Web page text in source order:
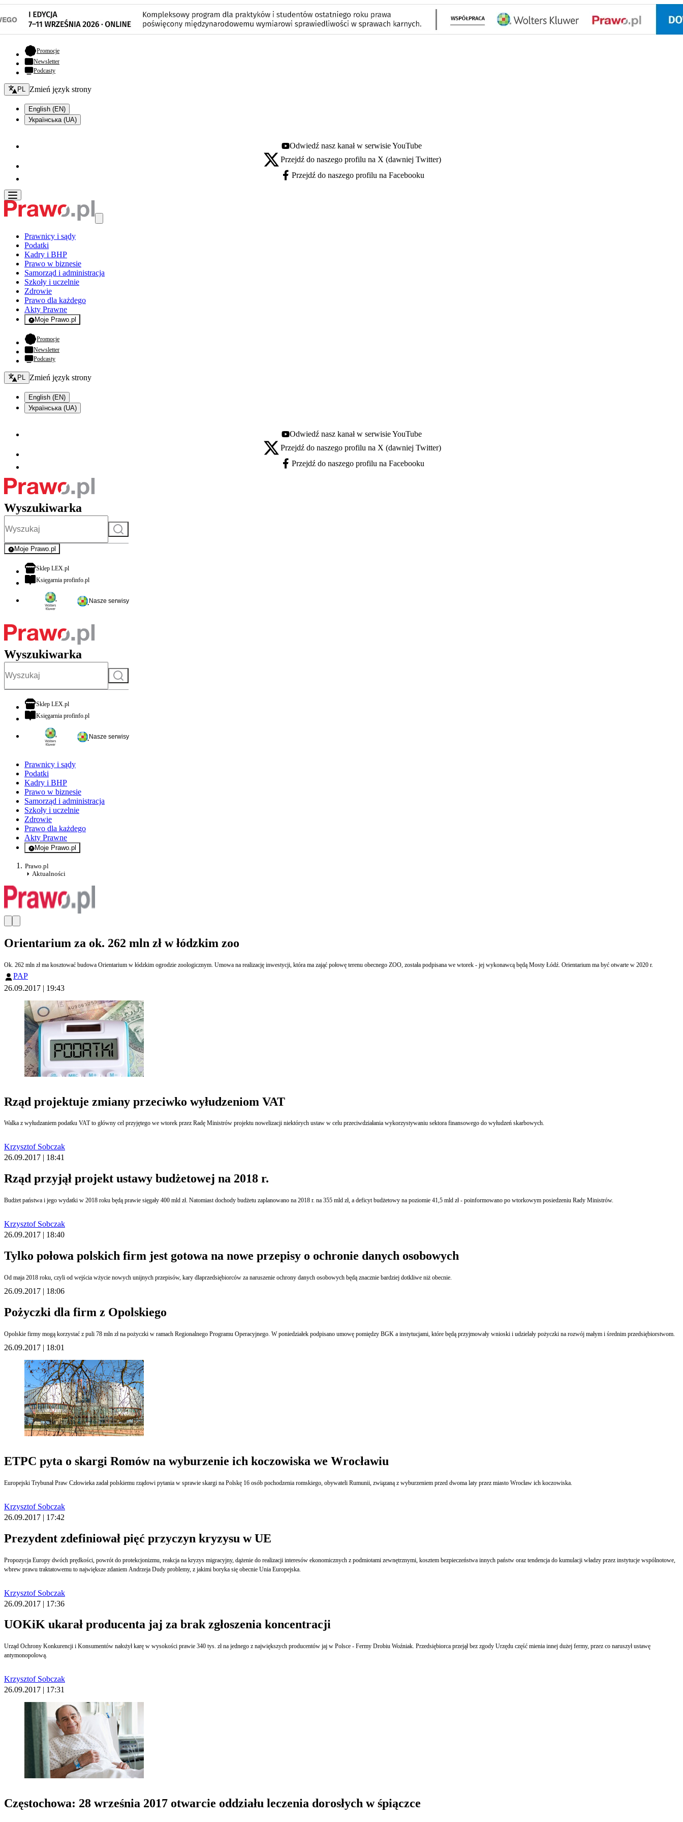
Promocje- otwiera się w nowej karcie
Newsletter
Podcasty
Zmień język - bieżący:
PL Zmień język strony
English (EN)
Українська (UA)
Youtube - otwiera się w nowej karcie
Odwiedź nasz kanał w serwisie YouTube
X - otwiera się w nowej karcie
Przejdź do naszego profilu na X (dawniej Twitter)
Facebook - otwiera się w nowej karcie
Przejdź do naszego profilu na Facebooku
Prawnicy i sądy
Podatki
Kadry i BHP
Prawo w biznesie
Samorząd i administracja
Szkoły i uczelnie
Zdrowie
Prawo dla każdego
Akty Prawne
Moje Prawo.pl
- rejestracja i logowanie do serwisu
Promocje- otwiera się w nowej karcie
Newsletter
Podcasty
Zmień język - bieżący:
PL Zmień język strony
English (EN)
Українська (UA)
Youtube - otwiera się w nowej karcie
Odwiedź nasz kanał w serwisie YouTube
X - otwiera się w nowej karcie
Przejdź do naszego profilu na X (dawniej Twitter)
Facebook - otwiera się w nowej karcie
Przejdź do naszego profilu na Facebooku
Wyszukiwarka
Szukaj
Moje Prawo.pl
- rejestracja i logowanie do serwisu
Sklep LEX.plotwiera się w nowej karcie
Księgarnia profinfo.plotwiera się w nowej karcie
Nasze serwisy
Wyszukiwarka
Szukaj
Sklep LEX.plotwiera się w nowej karcie
Księgarnia profinfo.plotwiera się w nowej karcie
Nasze serwisy
Prawnicy i sądy
Podatki
Kadry i BHP
Prawo w biznesie
Samorząd i administracja
Szkoły i uczelnie
Zdrowie
Prawo dla każdego
Akty Prawne
Moje Prawo.pl
- rejestracja i logowanie do serwisu
Prawo.pl
Aktualności
Orientarium za ok. 262 mln zł w łódzkim zoo
Ok. 262 mln zł ma kosztować budowa Orientarium w łódzkim ogrodzie zoologicznym. Umowa na realizację inwestycji, która ma zająć połowę terenu obecnego ZOO, została podpisana we wtorek - jej wykonawcą będą Mosty Łódź. Orientarium ma być otwarte w 2020 r.
PAP
26.09.2017 | 19:43
Rząd projektuje zmiany przeciwko wyłudzeniom VAT
Walka z wyłudzaniem podatku VAT to główny cel przyjętego we wtorek przez Radę Ministrów projektu nowelizacji niektórych ustaw w celu przeciwdziałania wykorzystywaniu sektora finansowego do wyłudzeń skarbowych.
Krzysztof Sobczak
26.09.2017 | 18:41
Rząd przyjął projekt ustawy budżetowej na 2018 r.
Budżet państwa i jego wydatki w 2018 roku będą prawie sięgały 400 mld zł. Natomiast dochody budżetu zaplanowano na 2018 r. na 355 mld zł, a deficyt budżetowy na poziomie 41,5 mld zł - poinformowano po wtorkowym posiedzeniu Rady Ministrów.
Krzysztof Sobczak
26.09.2017 | 18:40
Tylko połowa polskich firm jest gotowa na nowe przepisy o ochronie danych osobowych
Od maja 2018 roku, czyli od wejścia wżycie nowych unijnych przepisów, kary dlaprzedsiębiorców za naruszenie ochrony danych osobowych będą znacznie bardziej dotkliwe niż obecnie.
26.09.2017 | 18:06
Pożyczki dla firm z Opolskiego
Opolskie firmy mogą korzystać z puli 78 mln zł na pożyczki w ramach Regionalnego Programu Operacyjnego. W poniedziałek podpisano umowę pomiędzy BGK a instytucjami, które będą przyjmowały wnioski i udzielały pożyczki na rozwój małym i średnim przedsiębiorstwom.
26.09.2017 | 18:01
ETPC pyta o skargi Romów na wyburzenie ich koczowiska we Wrocławiu
Europejski Trybunał Praw Człowieka zadał polskiemu rządowi pytania w sprawie skargi na Polskę 16 osób pochodzenia romskiego, obywateli Rumunii, związaną z wyburzeniem przed dwoma laty przez miasto Wrocław ich koczowiska.
Krzysztof Sobczak
26.09.2017 | 17:42
Prezydent zdefiniował pięć przyczyn kryzysu w UE
Propozycja Europy dwóch prędkości, powrót do protekcjonizmu, reakcja na kryzys migracyjny, dążenie do realizacji interesów ekonomicznych z podmiotami zewnętrznymi, kosztem bezpieczeństwa innych państw oraz tendencja do kumulacji władzy przez instytucje wspólnotowe,
wbrew prawu traktatowemu to największe zdaniem Andrzeja Dudy problemy, z jakimi boryka się obecnie Unia Europejska.
Krzysztof Sobczak
26.09.2017 | 17:36
UOKiK ukarał producenta jaj za brak zgłoszenia koncentracji
Urząd Ochrony Konkurencji i Konsumentów nałożył karę w wysokości prawie 340 tys. zł na jednego z największych producentów jaj w Polsce - Fermy Drobiu Woźniak. Przedsiębiorca przejął bez zgody Urzędu część mienia innej dużej fermy, przez co naruszył ustawę
antymonopolową.
Krzysztof Sobczak
26.09.2017 | 17:31
Częstochowa: 28 września 2017 otwarcie oddziału leczenia dorosłych w śpiączce